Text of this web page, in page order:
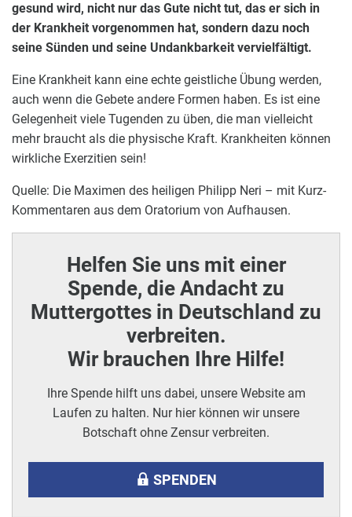
gesund wird, nicht nur das Gute nicht tut, das er sich in
der Krankheit vorgenommen hat, sondern dazu noch
seine Sünden und seine Undankbarkeit vervielfältigt.
Eine Krankheit kann eine echte geistliche Übung werden,
auch wenn die Gebete andere Formen haben. Es ist eine
Gelegenheit viele Tugenden zu üben, die man vielleicht
mehr braucht als die physische Kraft. Krankheiten können
wirkliche Exerzitien sein!
Quelle: Die Maximen des heiligen Philipp Neri – mit Kurz-
Kommentaren aus dem Oratorium von Aufhausen.
Helfen Sie uns mit einer
Spende, die Andacht zu
Muttergottes in Deutschland zu
verbreiten.
Wir brauchen Ihre Hilfe!
Ihre Spende hilft uns dabei, unsere Website am
Laufen zu halten. Nur hier können wir unsere
Botschaft ohne Zensur verbreiten.
SPENDEN